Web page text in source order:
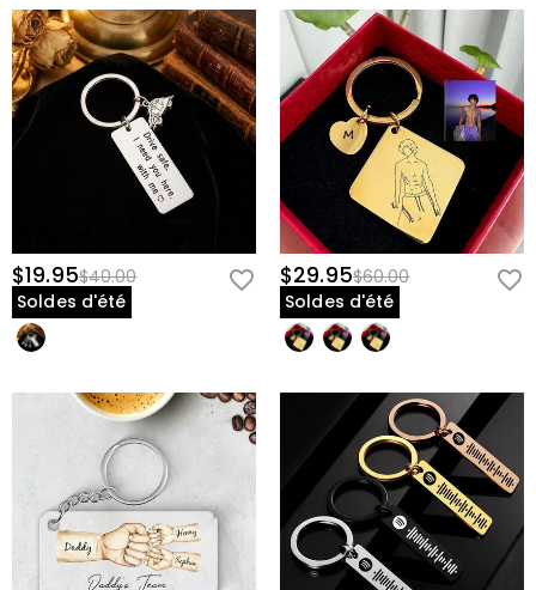
$19.95$40.00
Soldes d'été
$29.95$60.00
Soldes d'été